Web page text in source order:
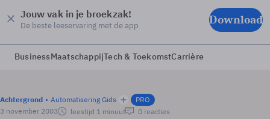
Jouw vak in je broekzak!
De beste leeservaring met de app Download
BusinessMaatschappijTech & ToekomstCarrière
Achtergrond Automatisering Gids
PRO
3 november 2003
leestijd 1 minuut 0 reacties